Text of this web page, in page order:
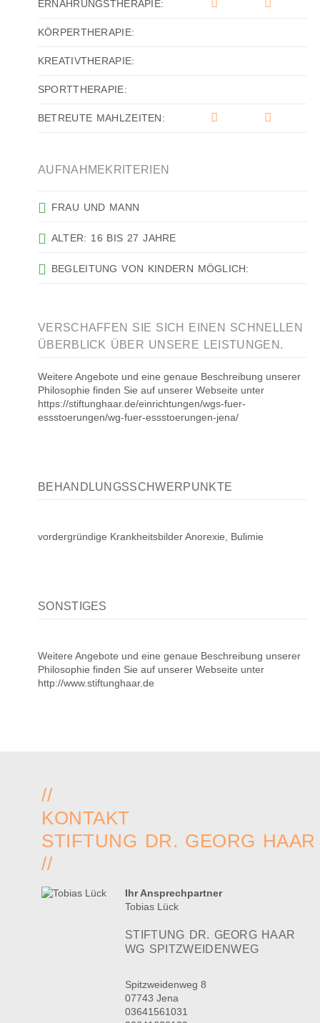
ERNÄHRUNGSTHERAPIE:
KÖRPERTHERAPIE:
KREATIVTHERAPIE:
SPORTTHERAPIE:
BETREUTE MAHLZEITEN:
AUFNAHMEKRITERIEN
FRAU UND MANN
ALTER: 16 BIS 27 JAHRE
BEGLEITUNG VON KINDERN MÖGLICH:
VERSCHAFFEN SIE SICH EINEN SCHNELLEN
ÜBERBLICK ÜBER UNSERE LEISTUNGEN.
Weitere Angebote und eine genaue Beschreibung unserer
Philosophie finden Sie auf unserer Webseite unter
https://stiftunghaar.de/einrichtungen/wgs-fuer-
essstoerungen/wg-fuer-essstoerungen-jena/
BEHANDLUNGSSCHWERPUNKTE
vordergründige Krankheitsbilder Anorexie, Bulimie
SONSTIGES
Weitere Angebote und eine genaue Beschreibung unserer
Philosophie finden Sie auf unserer Webseite unter
http://www.stiftunghaar.de
//
KONTAKT
STIFTUNG DR. GEORG HAAR
//
Ihr Ansprechpartner
Tobias Lück
STIFTUNG DR. GEORG HAAR
WG SPITZWEIDENWEG
Spitzweidenweg 8
07743 Jena
03641561031